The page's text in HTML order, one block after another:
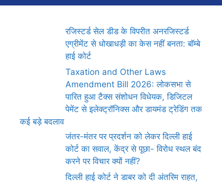
रजिस्टर्ड सेल डीड के विपरीत अनरजिस्टर्ड
एग्रीमेंट से धोखाधड़ी का केस नहीं बनता: बॉम्बे
हाई कोर्ट
Taxation and Other Laws
Amendment Bill 2026: लोकसभा से
पारित हुआ टैक्स संशोधन विधेयक, डिजिटल
पेमेंट से इलेक्ट्रॉनिक्स और डायमंड ट्रेडिंग तक
कई बड़े बदलाव
जंतर-मंतर पर प्रदर्शन को लेकर दिल्ली हाई
कोर्ट का सवाल, केंद्र से पूछा- विरोध स्थल बंद
करने पर विचार क्यों नहीं?
दिल्ली हाई कोर्ट ने डाबर को दी अंतरिम राहत,